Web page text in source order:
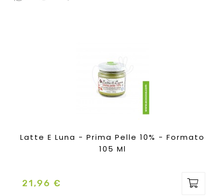
Latte E Luna - Prima Pelle 10% - Formato
105 Ml
Prezzo
21,96 €